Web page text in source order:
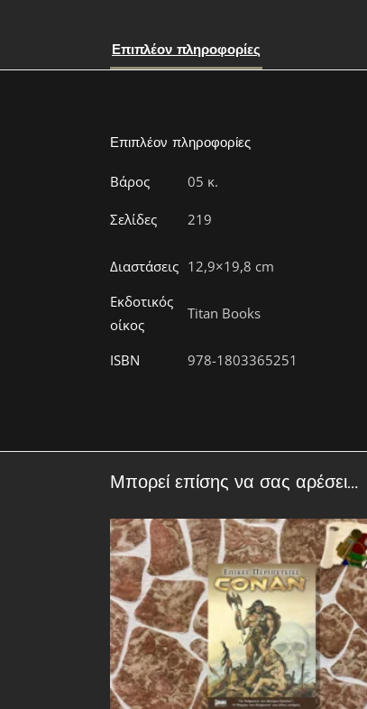
Επιπλέον πληροφορίες
Επιπλέον πληροφορίες
Βάρος 05 κ.
Σελίδες 219
Διαστάσεις 12,9×19,8 cm
Εκδοτικός
οίκος
Titan Books
ISBN 978-1803365251
Μπορεί επίσης να σας αρέσει…